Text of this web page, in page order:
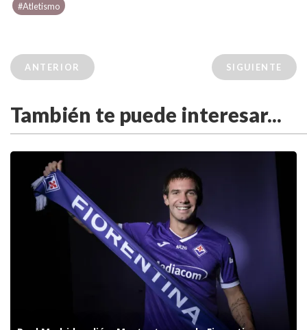
#Atletismo
ANTERIOR SIGUIENTE
También te puede interesar...